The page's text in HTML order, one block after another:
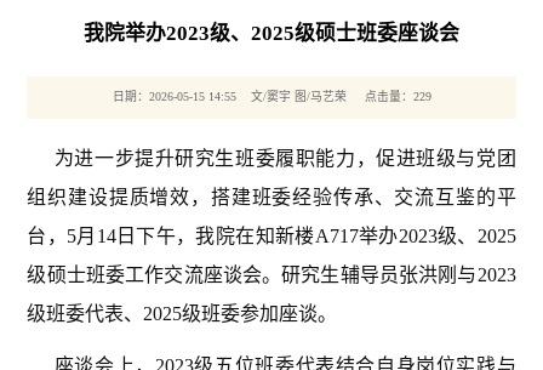
我院举办2023级、2025级硕士班委座谈会
日期：2026-05-15 14:55 文/窦宇 图/马艺荣 点击量： 229
为进一步提升研究生班委履职能力，促进班级与党团
组织建设提质增效，搭建班委经验传承、交流互鉴的平
台，5月14日下午，我院在知新楼A717举办2023级、2025
级硕士班委工作交流座谈会。研究生辅导员张洪刚与2023
级班委代表、2025级班委参加座谈。
座谈会上，2023级五位班委代表结合自身岗位实践与